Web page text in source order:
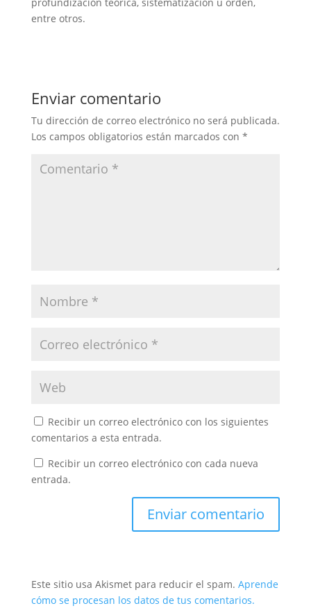
profundización teórica, sistematización u orden,
entre otros.
Enviar comentario
Tu dirección de correo electrónico no será publicada.
Los campos obligatorios están marcados con *
Recibir un correo electrónico con los siguientes
comentarios a esta entrada.
Recibir un correo electrónico con cada nueva
entrada.
Este sitio usa Akismet para reducir el spam. Aprende
cómo se procesan los datos de tus comentarios.